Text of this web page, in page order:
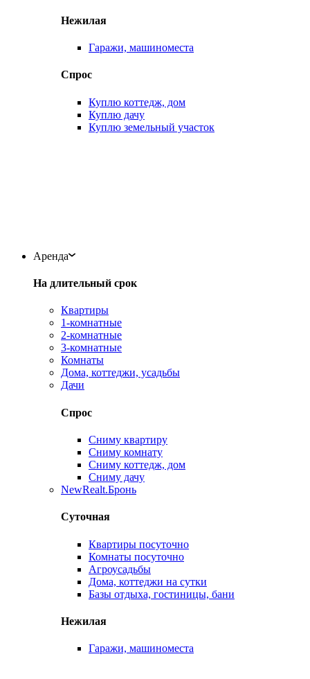
Нежилая
Гаражи, машиноместа
Спрос
Куплю коттедж, дом
Куплю дачу
Куплю земельный участок
Аренда
На длительный срок
Квартиры
1-комнатные
2-комнатные
3-комнатные
Комнаты
Дома, коттеджи, усадьбы
Дачи
Спрос
Сниму квартиру
Сниму комнату
Сниму коттедж, дом
Сниму дачу
NewRealt.Бронь
Суточная
Квартиры посуточно
Комнаты посуточно
Агроусадьбы
Дома, коттеджи на сутки
Базы отдыха, гостиницы, бани
Нежилая
Гаражи, машиноместа